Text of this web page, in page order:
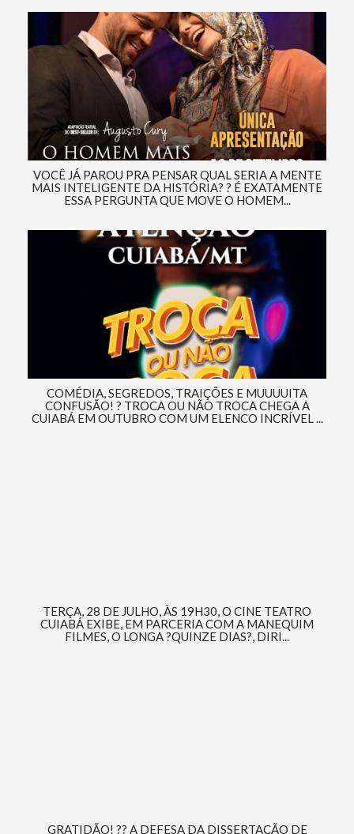
VOCÊ JÁ PAROU PRA PENSAR QUAL SERIA A MENTE
MAIS INTELIGENTE DA HISTÓRIA? ? É EXATAMENTE
ESSA PERGUNTA QUE MOVE O HOMEM...
COMÉDIA, SEGREDOS, TRAIÇÕES E MUUUUITA
CONFUSÃO! ? TROCA OU NÃO TROCA CHEGA A
CUIABÁ EM OUTUBRO COM UM ELENCO INCRÍVEL ...
TERÇA, 28 DE JULHO, ÀS 19H30, O CINE TEATRO
CUIABÁ EXIBE, EM PARCERIA COM A MANEQUIM
FILMES, O LONGA ?QUINZE DIAS?, DIRI...
GRATIDÃO! ?? A DEFESA DA DISSERTAÇÃO DE